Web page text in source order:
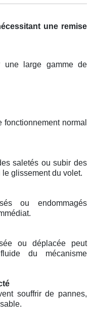
une remise
une large gamme de
normal
saletés ou subir des
glissement du volet.
ou endommagés
ou déplacée peut
du mécanisme
souffrir de pannes,